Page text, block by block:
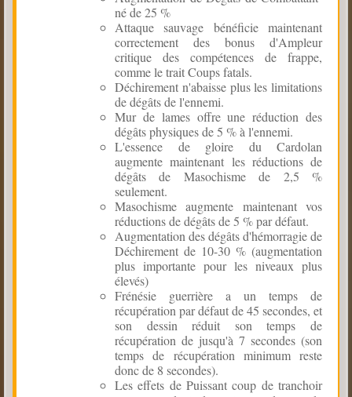
né de 25 %
Attaque sauvage bénéficie maintenant
correctement des bonus d'Ampleur
critique des compétences de frappe,
comme le trait Coups fatals.
Déchirement n'abaisse plus les limitations
de dégâts de l'ennemi.
Mur de lames offre une réduction des
dégâts physiques de 5 % à l'ennemi.
L'essence de gloire du Cardolan
augmente maintenant les réductions de
dégâts de Masochisme de 2,5 %
seulement.
Masochisme augmente maintenant vos
réductions de dégâts de 5 % par défaut.
Augmentation des dégâts d'hémorragie de
Déchirement de 10-30 % (augmentation
plus importante pour les niveaux plus
élevés)
Frénésie guerrière a un temps de
récupération par défaut de 45 secondes, et
son dessin réduit son temps de
récupération de jusqu'à 7 secondes (son
temps de récupération minimum reste
donc de 8 secondes).
Les effets de Puissant coup de tranchoir